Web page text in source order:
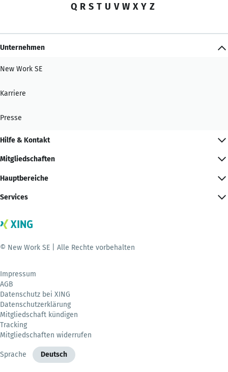
Q R S T U V W X Y Z
Unternehmen
New Work SE
Karriere
Presse
Hilfe & Kontakt
Mitgliedschaften
Hauptbereiche
Services
© New Work SE | Alle Rechte vorbehalten
Impressum
AGB
Datenschutz bei XING
Datenschutzerklärung
Mitgliedschaft kündigen
Tracking
Mitgliedschaften widerrufen
Sprache Deutsch